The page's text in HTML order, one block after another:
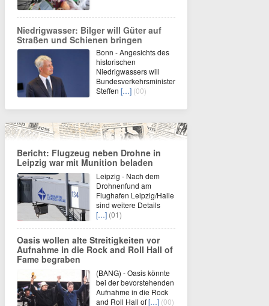
Niedrigwasser: Bilger will Güter auf
Straßen und Schienen bringen
Bonn - Angesichts des
historischen
Niedrigwassers will
Bundesverkehrsminister
Steffen […] (00)
Bericht: Flugzeug neben Drohne in
Leipzig war mit Munition beladen
Leipzig - Nach dem
Drohnenfund am
Flughafen Leipzig/Halle
sind weitere Details
[…] (01)
Oasis wollen alte Streitigkeiten vor
Aufnahme in die Rock and Roll Hall of
Fame begraben
(BANG) - Oasis könnte
bei der bevorstehenden
Aufnahme in die Rock
and Roll Hall of[…] (00)